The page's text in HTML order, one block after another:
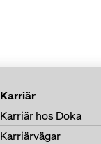
Karriär
Karriär hos Doka
Karriärvägar